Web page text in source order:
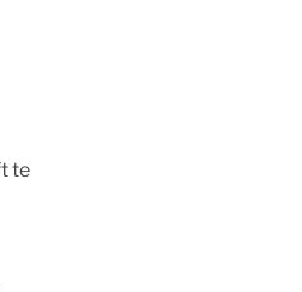
te